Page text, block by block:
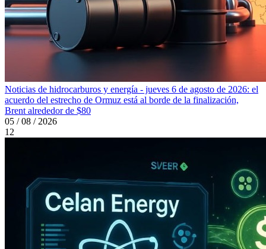
Noticias de hidrocarburos y energía - jueves 6 de agosto de 2026: el
acuerdo del estrecho de Ormuz está al borde de la finalización,
Brent alrededor de $80
05 / 08 / 2026
12